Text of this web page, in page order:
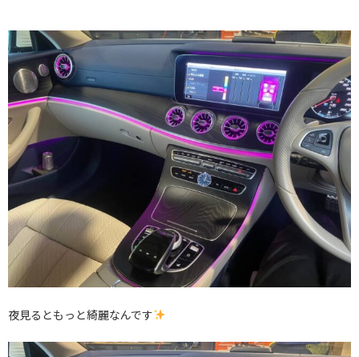
夜見るともっと綺麗なんです